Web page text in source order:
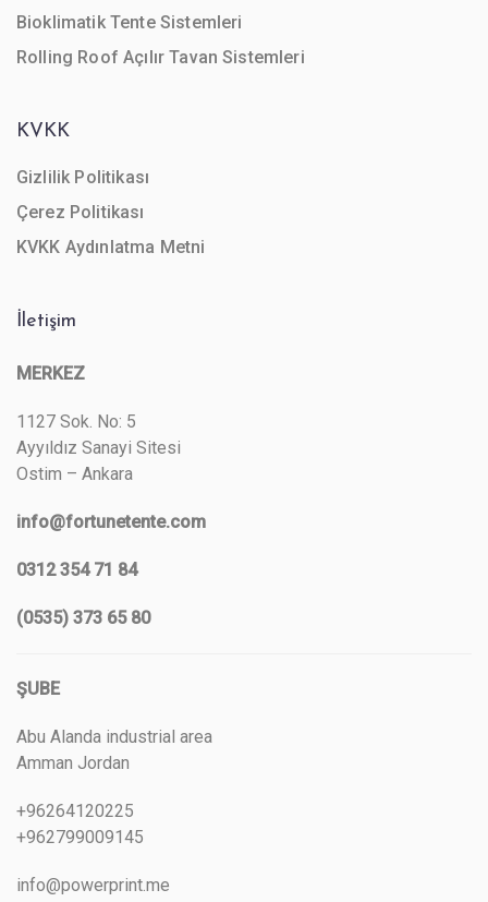
Bioklimatik Tente Sistemleri
Rolling Roof Açılır Tavan Sistemleri
KVKK
Gizlilik Politikası
Çerez Politikası
KVKK Aydınlatma Metni
İletişim
MERKEZ
1127 Sok. No: 5
Ayyıldız Sanayi Sitesi
Ostim – Ankara
info@fortunetente.com
0312 354 71 84
(0535) 373 65 80
ŞUBE
Abu Alanda industrial area
Amman Jordan
+96264120225
+962799009145
info@powerprint.me